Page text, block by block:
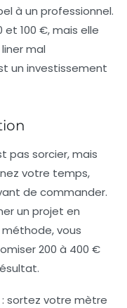
à un professionnel.
100 €, mais elle
mal
un investissement
pas sorcier, mais
votre temps,
de commander.
un projet en
vous
200 à 400 €
sortez votre mètre